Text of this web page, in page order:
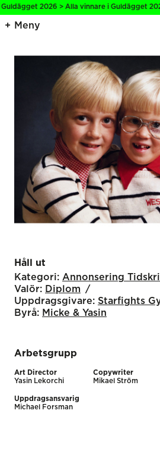
2026 > Alla vinnare i Guldägget
Meny
Håll ut
Kategori: Annonsering
Valör: Diplom
Uppdragsgivare: Starfights
Byrå: Micke & Yasin
Arbetsgrupp
Art Director
Yasin Lekorchi
Copywriter
Mikael Ström
Uppdragsansvarig
Michael Forsman